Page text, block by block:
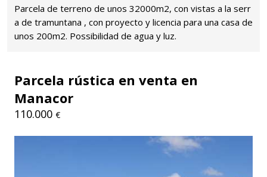
Parcela de terreno de unos 32000m2, con vistas a la serr
a de tramuntana , con proyecto y licencia para una casa de
unos 200m2. Possibilidad de agua y luz.
Parcela rústica en venta en
Manacor
110.000 €